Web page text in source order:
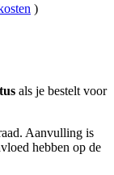
)
als je bestelt voor
Aanvulling is
hebben op de